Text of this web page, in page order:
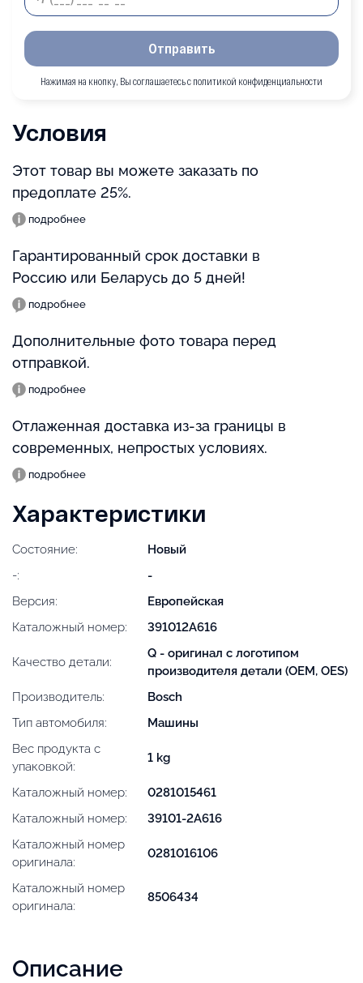
Отправить
Нажимая на кнопку, Вы соглашаетесь с политикой конфиденциальности
Условия
Этот товар вы можете заказать по
предоплате 25%.
подробнее
Гарантированный срок доставки в
Россию или Беларусь до 5 дней!
подробнее
Дополнительные фото товара перед
отправкой.
подробнее
Отлаженная доставка из-за границы в
современных, непростых условиях.
подробнее
Характеристики
Состояние:
Новый
-:
-
Версия:
Европейская
Каталожный номер:
391012A616
Качество детали:
Q - оригинал с логотипом
производителя детали (OEM, OES)
Производитель:
Bosch
Тип автомобиля:
Машины
Вес продукта с
упаковкой:
1 kg
Каталожный номер:
0281015461
Каталожный номер:
39101-2A616
Каталожный номер
оригинала:
0281016106
Каталожный номер
оригинала:
8506434
Описание